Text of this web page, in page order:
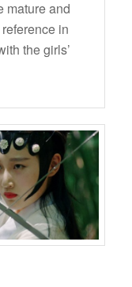
mature and
in
the girls’